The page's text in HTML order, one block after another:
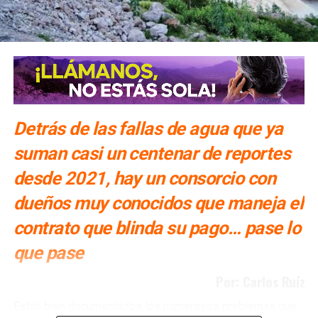
Detrás de las fallas de agua que ya
suman casi un centenar de reportes
desde 2021, hay un consorcio con
dueños muy conocidos que maneja el
contrato que blinda su pago… pase lo
que pase